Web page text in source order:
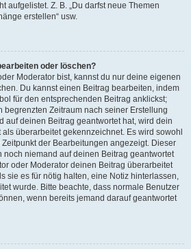
aufgelistet. Z. B. „Du darfst neue Themen
erstellen“ usw.
oder löschen?
Moderator bist, kannst du nur deine eigenen
Du kannst einen Beitrag bearbeiten, indem
für den entsprechenden Beitrag anklickst;
begrenzten Zeitraum nach seiner Erstellung
auf deinen Beitrag geantwortet hat, wird dein
überarbeitet gekennzeichnet. Es wird sowohl
der Bearbeitungen angezeigt. Dieser
noch niemand auf deinen Beitrag geantwortet
oder Moderator deinen Beitrag überarbeitet
sie es für nötig halten, eine Notiz hinterlassen,
wurde. Bitte beachte, dass normale Benutzer
wenn bereits jemand darauf geantwortet